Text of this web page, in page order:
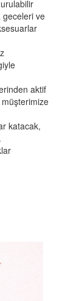
geceleri ve
aktif
müşterimize
katacak,